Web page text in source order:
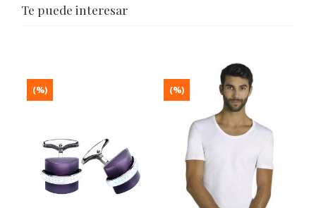
Te puede interesar
(%) (%)